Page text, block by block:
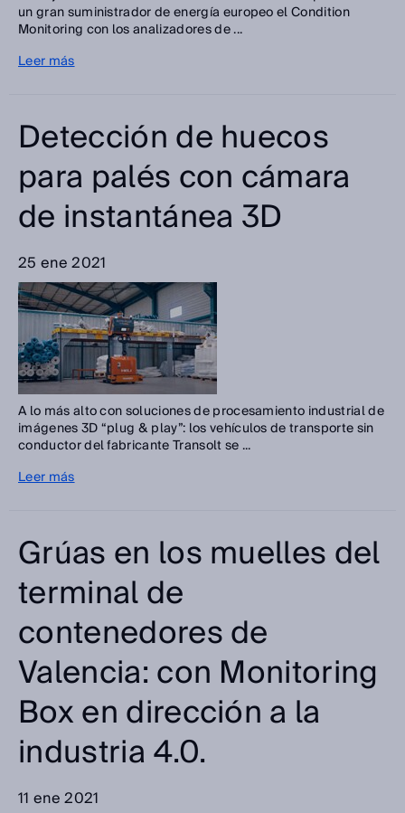
un gran suministrador de energía europeo el Condition
Monitoring con los analizadores de ...
Leer más
Detección de huecos
para palés con cámara
de instantánea 3D
25 ene 2021
A lo más alto con soluciones de procesamiento industrial de
imágenes 3D “plug & play”: los vehículos de transporte sin
conductor del fabricante Transolt se ...
Leer más
Grúas en los muelles del
terminal de
contenedores de
Valencia: con Monitoring
Box en dirección a la
industria 4.0.
11 ene 2021